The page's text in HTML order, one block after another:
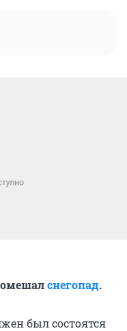
снегопад.
был состоятся